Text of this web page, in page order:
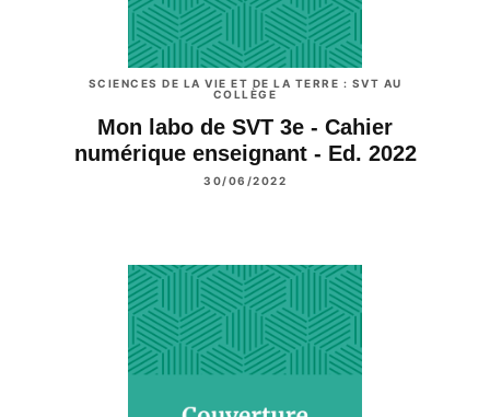
SCIENCES DE LA VIE ET DE LA TERRE : SVT AU
COLLÈGE
Mon labo de SVT 3e - Cahier
numérique enseignant - Ed. 2022
30/06/2022